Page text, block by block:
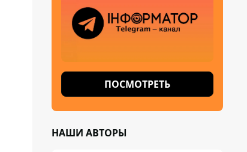
ПОСМОТРЕТЬ
НАШИ АВТОРЫ